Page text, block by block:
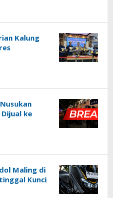
Media
SimoKalung
Media
Simo
Raya
ke
Media
Simo
Raya
Maling di
Kunci